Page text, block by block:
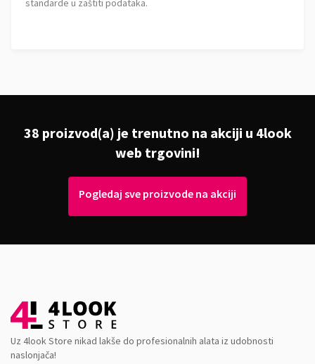
standarde u zaštiti podataka.
38 proizvod(a) je trenutno na akciji u 4look
web trgovini!
Pogledaj sve proizvode na akciji
Uz 4look Store nikad lakše do profesionalnih alata iz udobnosti
naslonjača!